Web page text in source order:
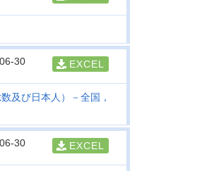
30 EXCEL
及び日本人）－全国，
30 EXCEL